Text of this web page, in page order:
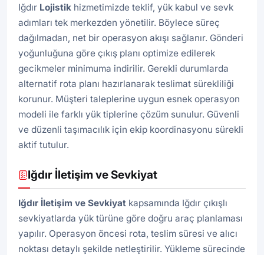
Iğdır Lojistik hizmetimizde teklif, yük kabul ve sevk
adımları tek merkezden yönetilir. Böylece süreç
dağılmadan, net bir operasyon akışı sağlanır. Gönderi
yoğunluğuna göre çıkış planı optimize edilerek
gecikmeler minimuma indirilir. Gerekli durumlarda
alternatif rota planı hazırlanarak teslimat sürekliliği
korunur. Müşteri taleplerine uygun esnek operasyon
modeli ile farklı yük tiplerine çözüm sunulur. Güvenli
ve düzenli taşımacılık için ekip koordinasyonu sürekli
aktif tutulur.
Iğdır İletişim ve Sevkiyat
Iğdır İletişim ve Sevkiyat kapsamında Iğdır çıkışlı
sevkiyatlarda yük türüne göre doğru araç planlaması
yapılır. Operasyon öncesi rota, teslim süresi ve alıcı
noktası detaylı şekilde netleştirilir. Yükleme sürecinde